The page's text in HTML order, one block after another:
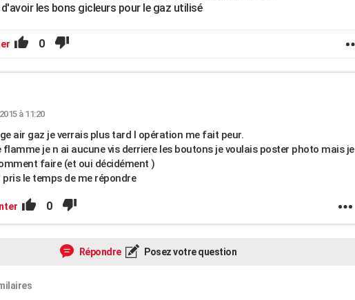
les bons gicleurs pour le gaz utilisé
0
à 11:20
air gaz je verrais plus tard l opération me fait peur.
flamme je n ai aucune vis derriere les boutons je voulais poster photo mais je
faire (et oui décidément )
pris le temps de me répondre
0
Répondre Posez votre question